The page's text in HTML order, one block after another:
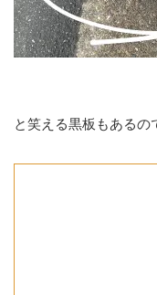
と笑える黒板もあるの